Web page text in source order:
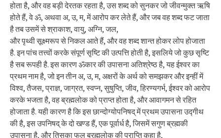
होता है, और वह बड़ी देरतक रहता है, उस शब्द को सुनकर जो जीवन्मुक्त ऋषि
होते हैं, वे ॐ, अथवा अ, उ, म, में आरोप कर लेते हैं, और जब वह शब्द फट जाता
है तब उसमें से श्राकाश, वायु, अग्नि, जल,
और पृथ्वी सूक्ष्मरूप से निकल आते हैं, और वह शब्द शान्त होकर लोप होजाता
है. इन पांच तत्त्वों करके संपूर्ण सृष्टि की उत्पत्ति होती है, इसलिये जो कुछ सृष्टि
है सब रूपही है. इस कारण ॐकार की उपासना अतिश्रेष्ठ है, यह ईश्वर का
प्रथम नाम है, जो इन तीन अ, उ, म, अक्षरों के अर्थ को समझकर और इन्हीं में
विश्व, तैजस, प्राज्ञ, जाग्रत, स्वप्न, सुषुप्ति, जीव, हिरण्यगर्भ, ईश्वर को आरोप
करके भजता है, वह ब्रह्मलोक को प्राप्त होता है, और आवागमन से रहित
होजाता है. यही कारण है कि इस छान्दोग्योपनिषद् में प्रथम उपासना उद्गीथ
की है, इस उपनिषद् के दो खण्ड हैं, एक पूर्वार्ध है, जिसमें सगुण ब्रह्मकी
उपासना है, और तिसका फल ब्रह्मलोक की प्राप्ति कहा है,